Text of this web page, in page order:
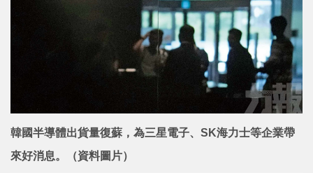
韓國半導體出貨量復蘇，為三星電子、SK海力士等企業帶
來好消息。（資料圖片）